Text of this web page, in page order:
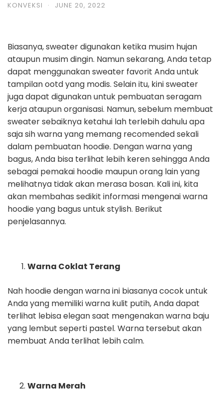
KONVEKSI · JUNE 20, 2022
Biasanya, sweater digunakan ketika musim hujan
ataupun musim dingin. Namun sekarang, Anda tetap
dapat menggunakan sweater favorit Anda untuk
tampilan ootd yang modis. Selain itu, kini sweater
juga dapat digunakan untuk pembuatan seragam
kerja ataupun organisasi. Namun, sebelum membuat
sweater sebaiknya ketahui lah terlebih dahulu apa
saja sih warna yang memang recomended sekali
dalam pembuatan hoodie. Dengan warna yang
bagus, Anda bisa terlihat lebih keren sehingga Anda
sebagai pemakai hoodie maupun orang lain yang
melihatnya tidak akan merasa bosan. Kali ini, kita
akan membahas sedikit informasi mengenai warna
hoodie yang bagus untuk stylish. Berikut
penjelasannya.
Warna Coklat Terang
Nah hoodie dengan warna ini biasanya cocok untuk
Anda yang memiliki warna kulit putih, Anda dapat
terlihat lebisa elegan saat mengenakan warna baju
yang lembut seperti pastel. Warna tersebut akan
membuat Anda terlihat lebih calm.
Warna Merah